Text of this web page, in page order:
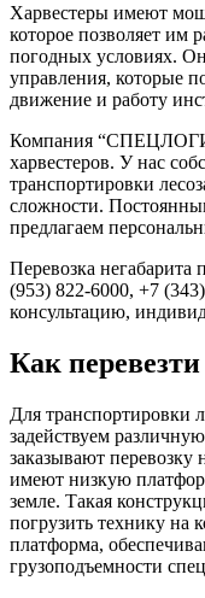
Харвестеры имеют
которое позволяет им
погодных условиях.
управления, которые
движение и работу
Компания
харвестеров. У нас
транспортировки
сложности.
предлагаем
Перевозка
(953) 822-6000, +7
консультацию,
Как перевезти
Для транспортировки
задействуем
заказывают
имеют низкую
земле. Такая
погрузить технику на
платформа,
грузоподъемности